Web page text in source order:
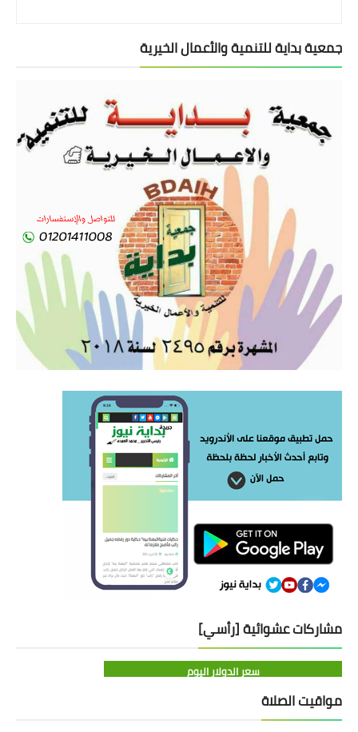
جمعية بداية للتنمية والأعمال الخيرية
مشاركات عشوائية [رأسي]
سعر الدولار اليوم
مواقيت الصلاة